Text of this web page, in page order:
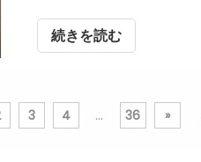
続きを読む
3 4 ... 36 »